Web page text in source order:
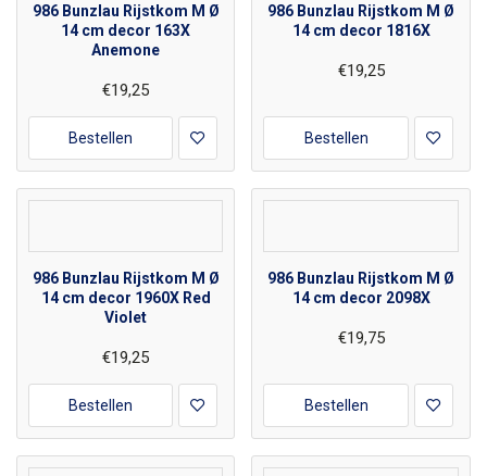
986 Bunzlau Rijstkom M Ø
14 cm decor 163X
Anemone
€19,25
Bestellen
986 Bunzlau Rijstkom M Ø
14 cm decor 1816X
€19,25
Bestellen
986 Bunzlau Rijstkom M Ø
14 cm decor 1960X Red
Violet
€19,25
Bestellen
986 Bunzlau Rijstkom M Ø
14 cm decor 2098X
€19,75
Bestellen